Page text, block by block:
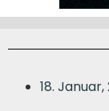
18. Januar,